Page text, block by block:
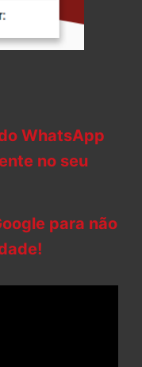
WhatsApp
no seu
para não